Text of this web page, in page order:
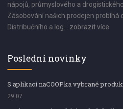
nápojů, průmyslového a
Zásobování našich prodejen probíhá
Distribučního a log... zobrazit více
Poslední novinky
S aplikací naCOOPka vybrané
29.07